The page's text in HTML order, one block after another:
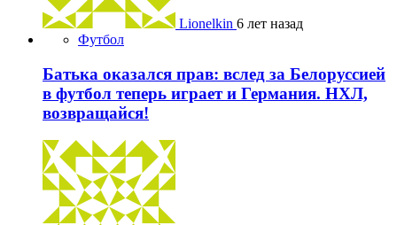
Lionelkin 6 лет назад
Футбол
Батька оказался прав: вслед за Белоруссией
в футбол теперь играет и Германия. НХЛ,
возвращайся!